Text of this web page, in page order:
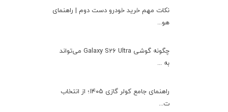
نکات مهم خرید خودرو دست دوم | راهنمای
هو...
چگونه گوشی Galaxy S26 Ultra می‌تواند
به ...
راهنمای جامع کولر گازی ۱۴۰۵؛ از انتخاب
ت...